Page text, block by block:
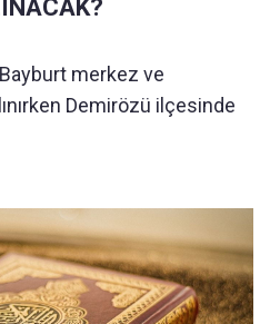
merkez ve
Demirözü ilçesinde